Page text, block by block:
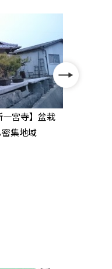
一宮寺】盆栽
集地域